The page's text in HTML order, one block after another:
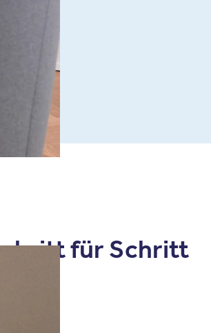
für Schritt